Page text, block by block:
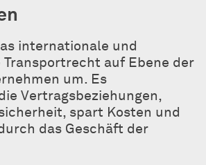
internationale und
auf Ebene der
um. Es
Vertragsbeziehungen,
spart Kosten und
das Geschäft der